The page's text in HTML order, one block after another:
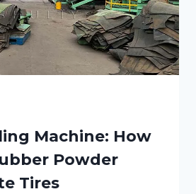
Machine: How
Powder
Tires